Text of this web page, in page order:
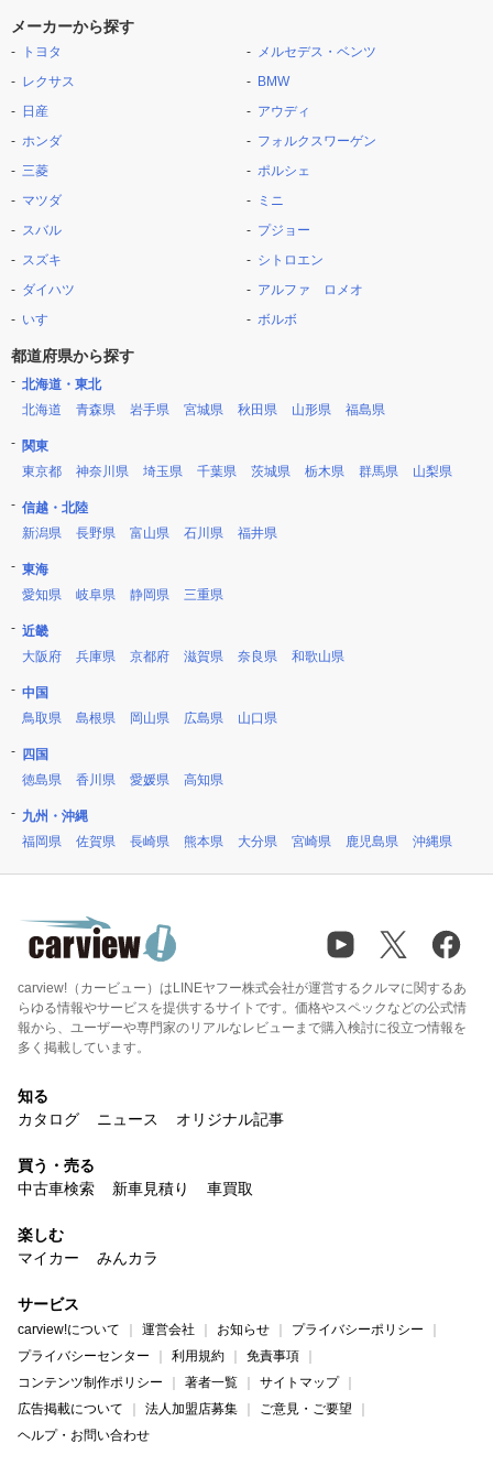
メーカーから探す
トヨタ
レクサス
日産
ホンダ
三菱
マツダ
スバル
スズキ
ダイハツ
いすゞ
メルセデス・ベンツ
BMW
アウディ
フォルクスワーゲン
ポルシェ
ミニ
プジョー
シトロエン
アルファ ロメオ
ボルボ
都道府県から探す
北海道・東北
北海道
青森県 岩手県 宮城県 秋田県 山形県 福島県
関東
東京都
神奈川県 埼玉県 千葉県 茨城県 栃木県 群馬県 山梨県
信越・北陸
新潟県
長野県 富山県 石川県 福井県
東海
愛知県
岐阜県 静岡県 三重県
近畿
大阪府
兵庫県 京都府 滋賀県 奈良県 和歌山県
中国
鳥取県
島根県 岡山県 広島県 山口県
四国
徳島県
香川県 愛媛県 高知県
九州・沖縄
福岡県
佐賀県 長崎県 熊本県 大分県 宮崎県 鹿児島県 沖縄県
carview!（カービュー）はLINEヤフー株式会社が運営するクルマに関するあ
らゆる情報やサービスを提供するサイトです。価格やスペックなどの公式情
報から、ユーザーや専門家のリアルなレビューまで購入検討に役立つ情報を
多く掲載しています。
知る
カタログ
ニュース オリジナル記事
買う・売る
中古車検索
新車見積り 車買取
楽しむ
マイカー
みんカラ
サービス
carview!について 運営会社 お知らせ
プライバシーポリシー
プライバシーセンター
利用規約
免責事項
コンテンツ制作ポリシー
著者一覧
サイトマップ
広告掲載について
法人加盟店募集
ご意見・ご要望
ヘルプ・お問い合わせ